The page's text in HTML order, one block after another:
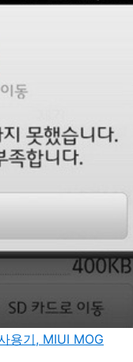
용기, MIUI MOG